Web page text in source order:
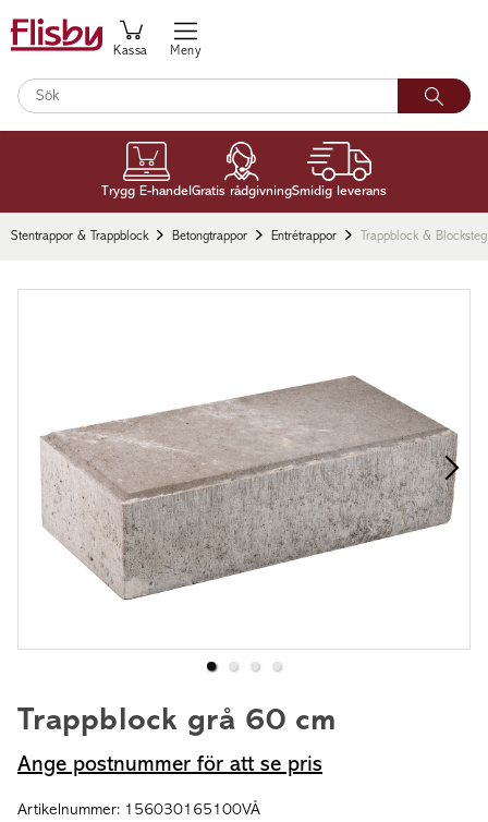
Meny
Kassa
Trygg E-handel Gratis rådgivningSmidig leverans
Stentrappor & Trappblock Betongtrappor Entrétrappor Trappblock & Blocksteg
Trappblock grå 60 cm
Ange postnummer för att se pris
Artikelnummer: 156030165100VÅ